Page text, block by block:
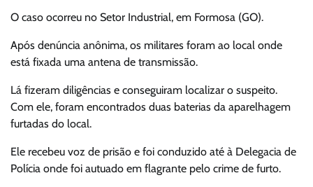
O caso ocorreu no Setor Industrial, em Formosa (GO).
Após denúncia anônima, os militares foram ao local onde
está fixada uma antena de transmissão.
Lá fizeram diligências e conseguiram localizar o suspeito.
Com ele, foram encontrados duas baterias da aparelhagem
furtadas do local.
Ele recebeu voz de prisão e foi conduzido até à Delegacia de
Polícia onde foi autuado em flagrante pelo crime de furto.